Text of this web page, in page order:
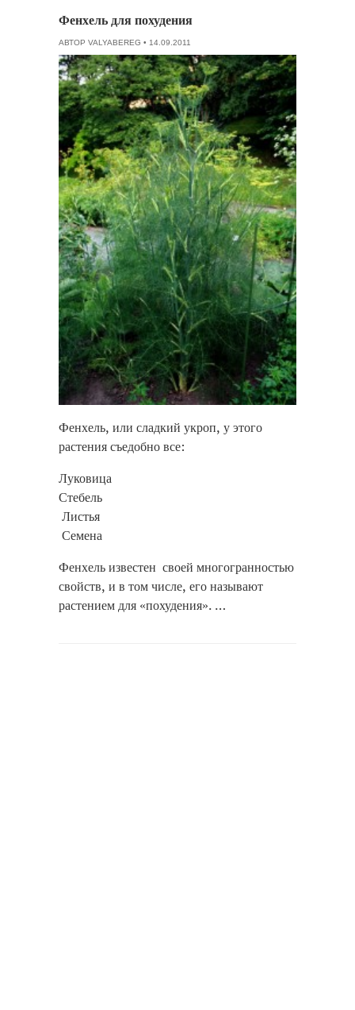
Фенхель для похудения
АВТОР VALYABEREG • 14.09.2011
Фенхель, или сладкий укроп, у этого
растения съедобно все:
Луковица
Стебель
Листья
Семена
Фенхель известен своей многогранностью
свойств, и в том числе, его называют
растением для «похудения». …